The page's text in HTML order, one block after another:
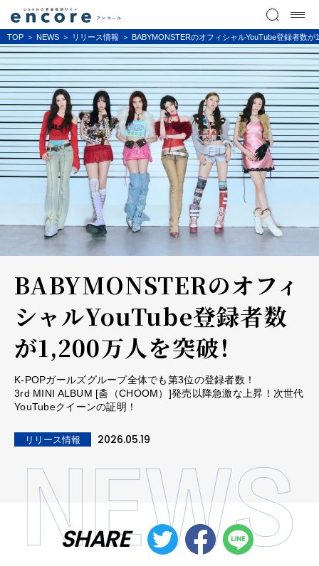
TOP NEWS リリース情報 BABYMONSTERのオフィシャルYouTube登録者数が
BABYMONSTERのオフィ
シャルYouTube登録者数
が1,200万人を突破！
K-POPガールズグループ全体でも第3位の登録者数！
3rd MINI ALBUM [춤（CHOOM）]発売以降急激な上昇！次世代
YouTubeクイーンの証明！
リリース情報 2026.05.19
SHARE